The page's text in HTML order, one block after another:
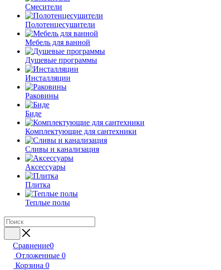
Смесители
Полотенцесушители
Мебель для ванной
Душевые программы
Инсталляции
Раковины
Биде
Комплектующие для сантехники
Сливы и канализация
Аксессуары
Плитка
Теплые полы
Сравнение0
Отложенные 0
Корзина 0